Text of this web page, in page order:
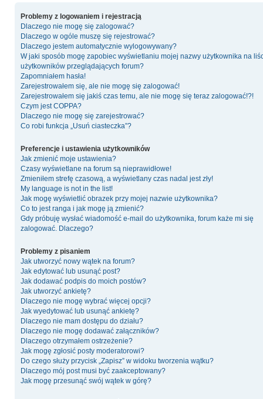
Problemy z logowaniem i rejestracją
Dlaczego nie mogę się zalogować?
Dlaczego w ogóle muszę się rejestrować?
Dlaczego jestem automatycznie wylogowywany?
W jaki sposób mogę zapobiec wyświetlaniu mojej nazwy użytkownika na
użytkowników przeglądających forum?
Zapomniałem hasła!
Zarejestrowałem się, ale nie mogę się zalogować!
Zarejestrowałem się jakiś czas temu, ale nie mogę się teraz zalogować!?!
Czym jest COPPA?
Dlaczego nie mogę się zarejestrować?
Co robi funkcja „Usuń ciasteczka”?
Preferencje i ustawienia użytkowników
Jak zmienić moje ustawienia?
Czasy wyświetlane na forum są nieprawidłowe!
Zmieniłem strefę czasową, a wyświetlany czas nadal jest zły!
My language is not in the list!
Jak mogę wyświetlić obrazek przy mojej nazwie użytkownika?
Co to jest ranga i jak mogę ją zmienić?
Gdy próbuję wysłać wiadomość e-mail do użytkownika, forum każe mi się
zalogować. Dlaczego?
Problemy z pisaniem
Jak utworzyć nowy wątek na forum?
Jak edytować lub usunąć post?
Jak dodawać podpis do moich postów?
Jak utworzyć ankietę?
Dlaczego nie mogę wybrać więcej opcji?
Jak wyedytować lub usunąć ankietę?
Dlaczego nie mam dostępu do działu?
Dlaczego nie mogę dodawać załączników?
Dlaczego otrzymałem ostrzeżenie?
Jak mogę zgłosić posty moderatorowi?
Do czego służy przycisk „Zapisz” w widoku tworzenia wątku?
Dlaczego mój post musi być zaakceptowany?
Jak mogę przesunąć swój wątek w górę?